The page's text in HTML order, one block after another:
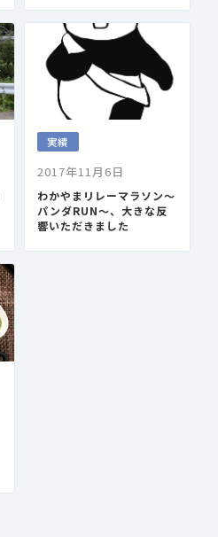
実績
2017年11月6日
わかやまリレーマラソン〜
パンダRUN〜、大きな反
響いただきました